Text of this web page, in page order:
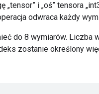
„tensor” i „oś” tensora
odwraca każdy
do 8 wymiarów. Liczba
zostanie określony